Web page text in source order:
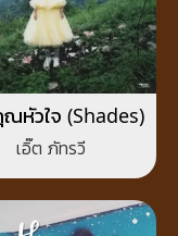
หัวใจ (Shades)
เอิ๊ต ภัทรวี